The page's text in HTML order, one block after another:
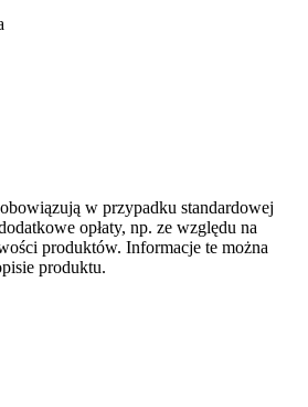
w przypadku standardowej
opłaty, np. ze względu na
produktów. Informacje te można
produktu.